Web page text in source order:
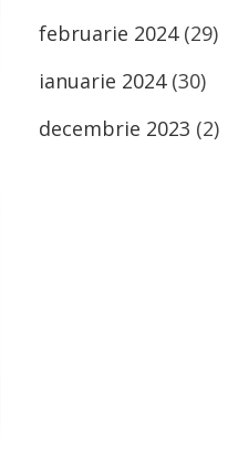
februarie 2024(29)
ianuarie 2024(30)
decembrie 2023 (2)